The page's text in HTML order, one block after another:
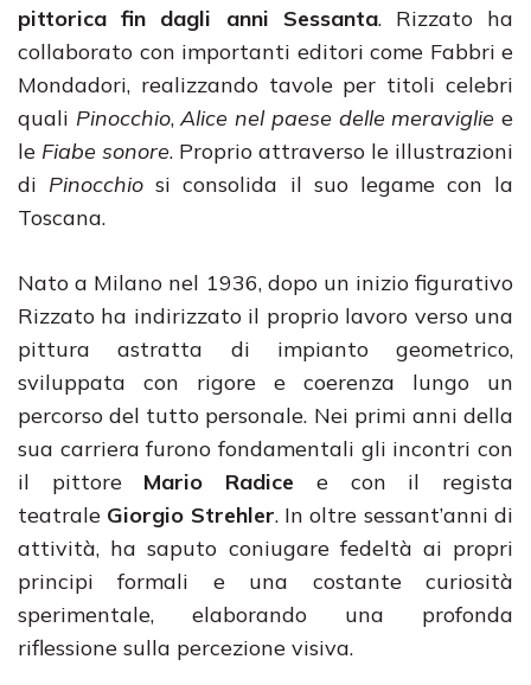
pittorica fin dagli anni Sessanta. Rizzato ha
collaborato con importanti editori come Fabbri e
Mondadori, realizzando tavole per titoli celebri
quali Pinocchio,Alice nel paese delle meraviglie e
le Fiabe sonore. Proprio attraverso le illustrazioni
di Pinocchio si consolida il suo legame con la
Toscana.
Nato a Milano nel 1936, dopo un inizio figurativo
Rizzato ha indirizzato il proprio lavoro verso una
pittura astratta di impianto geometrico,
sviluppata con rigore e coerenza lungo un
percorso del tutto personale. Nei primi anni della
sua carriera furono fondamentali gli incontri con
il pittore Mario Radice e con il regista
teatrale Giorgio Strehler. In oltre sessant’anni di
attività, ha saputo coniugare fedeltà ai propri
principi formali e una costante curiosità
sperimentale, elaborando una profonda
riflessione sulla percezione visiva.